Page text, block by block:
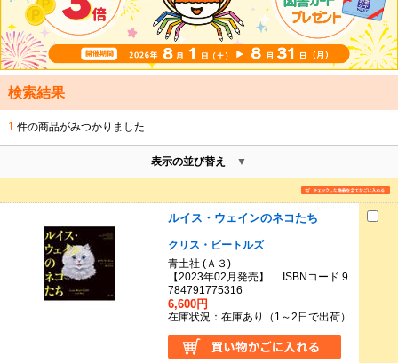
検索結果
1 件の商品がみつかりました
表示の並び替え
ルイス・ウェインのネコたち
クリス・ビートルズ
青土社 (Ａ３)
【2023年02月発売】 ISBNコード 9
784791775316
6,600円
在庫状況：在庫あり（1～2日で出荷）